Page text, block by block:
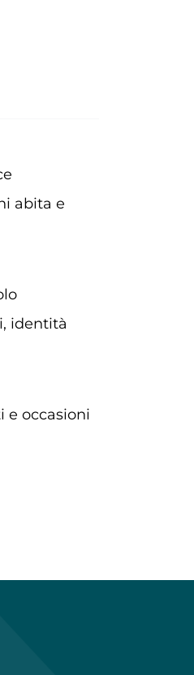
abita e
identità
e occasioni